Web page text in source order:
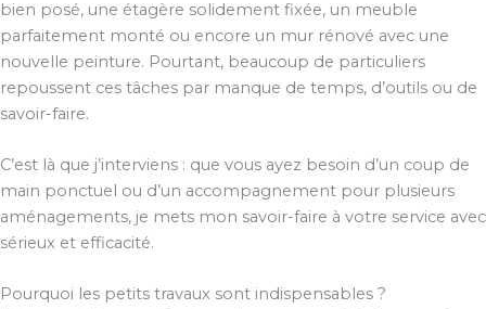
bien posé, une étagère solidement fixée, un meuble
parfaitement monté ou encore un mur rénové avec une
nouvelle peinture. Pourtant, beaucoup de particuliers
repoussent ces tâches par manque de temps, d’outils ou de
savoir-faire.
C’est là que j’interviens : que vous ayez besoin d’un coup de
main ponctuel ou d’un accompagnement pour plusieurs
aménagements, je mets mon savoir-faire à votre service avec
sérieux et efficacité.
Pourquoi les petits travaux sont indispensables ?